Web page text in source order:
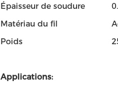
Épaisseur de soudure
Matériau du fil
Poids
Applications: